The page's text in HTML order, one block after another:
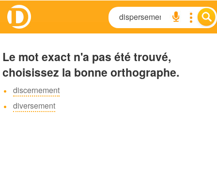
Le mot exact n'a pas été trouvé,
choisissez la bonne orthographe.
discernement
diversement